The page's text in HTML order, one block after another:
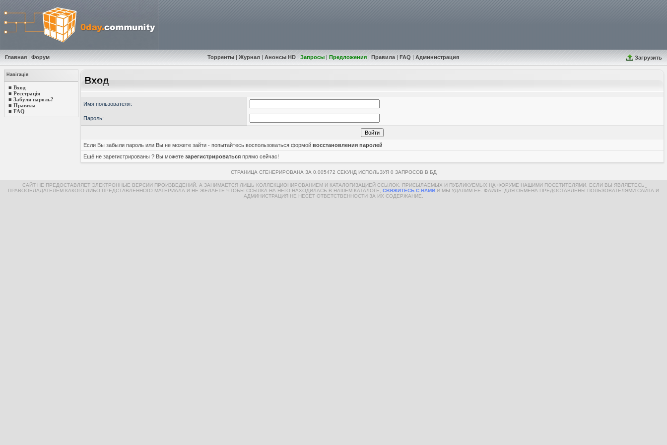
Главная | Форум Торренты |Журнал |Анонсы HD |Запросы |Предложения |Правила |FAQ |Администрация Загрузить
Навігація
■ Вход
■ Реєстрація
■ Забули пароль?
■ Правила
■ FAQ
Вход
Имя пользователя:
Пароль:
Если Вы забыли пароль или Вы не можете зайти - попытайтесь воспользоваться формой восстановления паролей
Ещё не зарегистрированы ? Вы можете зарегистрироваться прямо сейчас!
СТРАНИЦА СГЕНЕРИРОВАНА ЗА 0.005472 СЕКУНД ИСПОЛЬЗУЯ 0 ЗАПРОСОВ В БД
САЙТ НЕ ПРЕДОСТАВЛЯЕТ ЭЛЕКТРОННЫЕ ВЕРСИИ ПРОИЗВЕДЕНИЙ, А ЗАНИМАЕТСЯ ЛИШЬ КОЛЛЕКЦИОНИРОВАНИЕМ И КАТАЛОГИЗАЦИЕЙ ССЫЛОК, ПРИСЫЛАЕМЫХ И ПУБЛИКУЕМЫХ НА ФОРУМЕ НАШИМИ ПОСЕТИТЕЛЯМИ. ЕСЛИ ВЫ ЯВЛЯЕТЕСЬ
ПРАВООБЛАДАТЕЛЕМ КАКОГО-ЛИБО ПРЕДСТАВЛЕННОГО МАТЕРИАЛА И НЕ ЖЕЛАЕТЕ ЧТОБЫ ССЫЛКА НА НЕГО НАХОДИЛАСЬ В НАШЕМ КАТАЛОГЕ, СВЯЖИТЕСЬ С НАМИ И МЫ УДАЛИМ ЕЁ. ФАЙЛЫ ДЛЯ ОБМЕНА ПРЕДОСТАВЛЕНЫ ПОЛЬЗОВАТЕЛЯМИ САЙТА И
АДМИНИСТРАЦИЯ НЕ НЕСЁТ ОТВЕТСТВЕННОСТИ ЗА ИХ СОДЕРЖАНИЕ.